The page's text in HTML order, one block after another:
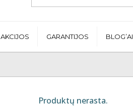
AKCIJOS GARANTIJOS BLOG’AI
Produktų nerasta.